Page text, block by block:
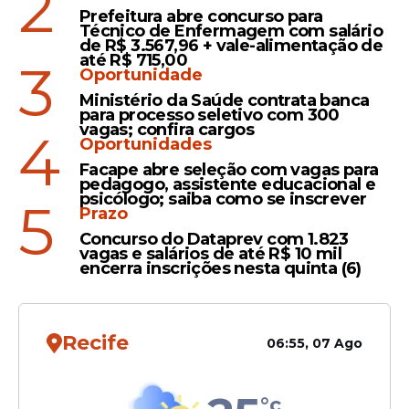
"inconvenientes"
Medo
Avião retorna ao aeroporto
após passageira confundir
mensagem de luto com
ameaça de ataque
Veja Também
"Ele pensou em fazer um artefato falso e ali
Prefeitura abre concurso para
Técnico de Enfermagem com salário
de R$ 3.567,96 + vale-alimentação de
até R$ 715,00
3
Oportunidade
Ministério da Saúde contrata banca
para processo seletivo com 300
vagas; confira cargos
4
Oportunidades
Facape abre seleção com vagas para
pedagogo, assistente educacional e
psicólogo; saiba como se inscrever
5
Prazo
Concurso do Dataprev com 1.823
vagas e salários de até R$ 10 mil
encerra inscrições nesta quinta (6)
Recife 06:55, 07 Ago